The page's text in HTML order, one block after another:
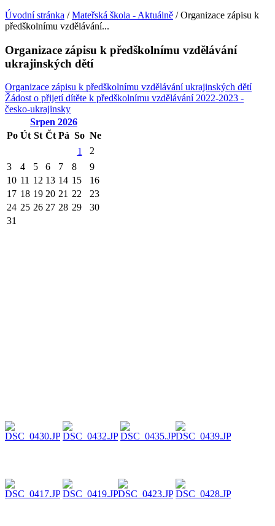
Úvodní stránka /Mateřská škola - Aktuálně /Organizace zápisu k
předškolnímu vzdělávání...
Organizace zápisu k předškolnímu vzdělávání
ukrajinských dětí
Organizace zápisu k předškolnímu vzdělávání ukrajinských dětí
Žádost o přijetí dítěte k předškolnímu vzdělávání 2022-2023 -
česko-ukrajinsky
Srpen 2026
Po Út St Čt Pá So Ne
1
2
3
4 5 6 7 8
9
10 11 12 13 14 15
16
17 18 19 20 21 22
23
24 25 26 27 28 29
30
31